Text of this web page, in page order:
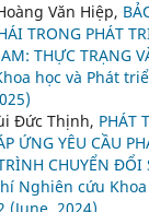
Văn Hiệp,
TRONG PHÁT
THỰC TRẠNG
học và Phát
Đức Thịnh, PHÁT
ỨNG YÊU CẦU
CHUYỂN ĐỔI
Nghiên cứu